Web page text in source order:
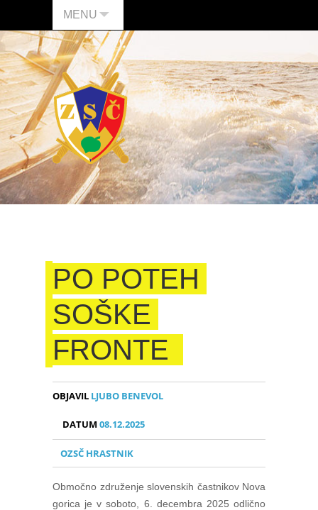
MENU
PO POTEH
SOŠKE
FRONTE
OBJAVIL LJUBO BENEVOL
DATUM08.12.2025
OZSČ HRASTNIK
Območno združenje slovenskih častnikov Nova
gorica je v soboto, 6. decembra 2025 odlično